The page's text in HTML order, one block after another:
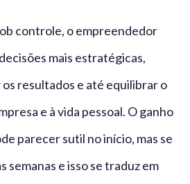
controle, o empreendedor
mais estratégicas,
resultados e até equilibrar o
e à vida pessoal. O ganho
parecer sutil no início, mas se
semanas e isso se traduz em